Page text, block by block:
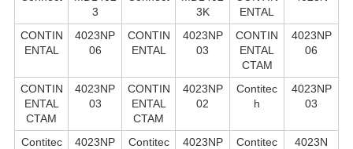
3
3K
ENTAL
CONTIN
ENTAL
4023NP
06
CONTIN
ENTAL
4023NP
03
CONTIN
ENTAL
CTAM
4023NP
06
CONTIN
ENTAL
CTAM
4023NP
03
CONTIN
ENTAL
CTAM
4023NP
02
Contitec
h
4023NP
03
Contitec
4023NP
Contitec
4023NP
Contitec
4023N